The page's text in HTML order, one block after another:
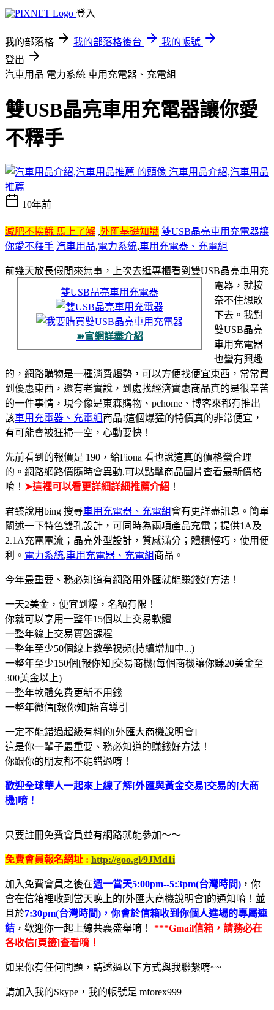
登入
我的部落格 我的部落格後台
我的帳號
登出
汽車用品 電力系統 車用充電器、充電組
雙USB晶亮車用充電器讓你愛
不釋手
汽車用品介紹,汽車用品
推薦
10年前
減肥不挨餓 馬上了解 ,外匯基礎知識 雙USB晶亮車用充電器讓
你愛不釋手 汽車用品,電力系統,車用充電器、充電組
前幾天放長假閒來無事
雙USB晶亮車用充電器
➽官網詳盡介紹
，上次去逛專櫃看到雙USB晶亮車用充
電器，就按
奈不住想敗
下去。 我對
雙USB晶亮
車用充電器
也蠻有興趣
的，網路購物是一種消費趨勢，可以方便找便宜東西，常常買
到優惠東西，還有老實說，到處找經濟實惠商品真的是很辛苦
的一件事情， 現今像是東森購物、pchome、博客來都有推出
該車用充電器、充電組商品!這個爆猛的特價真的非常便宜，
有可能會被狂掃一空，心動要快！
先前看到的報價是 190，給Fiona 看也說這真的價格蠻合理
的。網路網路價隨時會異動,可以點擊商品圖片查看最新價格
唷！ ➤這裡可以看更詳細詳細推薦介紹 ！
君臻說用bing 搜尋車用充電器、充電組會有更詳盡訊息。簡單
闡述一下特色雙孔設計，可同時為兩項產品充電；提供1A及
2.1A充電電流；晶亮外型設計，質感滿分；體積輕巧，使用便
利。 電力系統,車用充電器、充電組商品。
今年最重要、務必知​道有網路用外匯就能賺錢好方法！
一天2美金，便宜到爆，名額有限！
你就可以享用一整年15個以上交易軟體
一整年線上交易實盤課程
一整年至少50個線上教學視頻(持續增加中...)
一整年至少150個[報你知]交易商機(每個商機讓你賺20美金至
300美金以上)
一整年軟體免費更新不用錢
一整年微信[報你知]語音導引
一定不能錯過超級有料的[外匯大商機說明會]
這是你一輩子最重要、務必知道的賺錢好方法！
你跟你的朋友都不能錯過唷！
歡迎全球華人一起來上線了解[外匯與黃金交易]交易的[大商
機]唷！
只要註冊免費會員並有網路就能參加～～
免費會員報名網址 : http://goo.gl/9JMd1i
加入免費會員之後在週一當天5:00pm--5:3pm(台灣時間) ，你
會在信箱裡收到當天晚上的[外匯大商機說明會]的通知唷！並
且於7:30pm(台灣時間)，你會於信箱收到你個人進場的專屬連
結 ，歡迎你一起上線共襄盛舉唷！ ***Gmail信箱，請務必在
各收信[頁籤]查看唷！
如果你有任何問題，請透過以下方式與我聯繫唷~~
請加入我的Skype，我的帳號是 mforex999